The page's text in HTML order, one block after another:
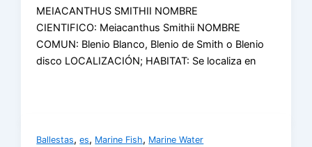
MEIACANTHUS SMITHII NOMBRE
CIENTIFICO: Meiacanthus Smithii NOMBRE
COMUN: Blenio Blanco, Blenio de Smith o Blenio
disco LOCALIZACIÓN; HABITAT: Se localiza en
Ballestas,es, Marine Fish, Marine Water